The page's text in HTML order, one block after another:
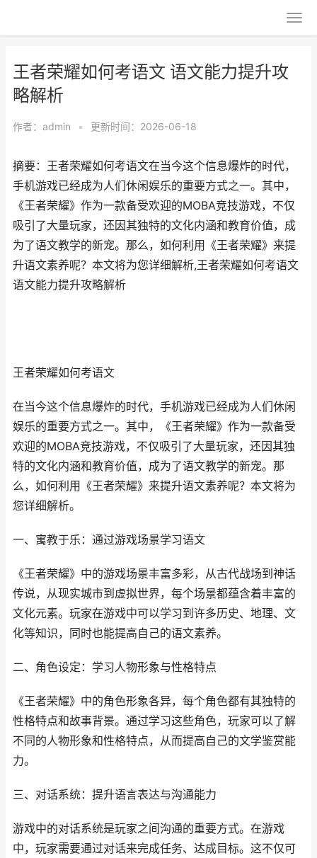
王者荣耀如何考语文 语文能力提升攻
略解析
作者： admin • 更新时间：2026-06-18
摘要：王者荣耀如何考语文在当今这个信息爆炸的时代，
手机游戏已经成为人们休闲娱乐的重要方式之一。其中，
《王者荣耀》作为一款备受欢迎的MOBA竞技游戏，不仅
吸引了大量玩家，还因其独特的文化内涵和教育价值，成
为了语文教学的新宠。那么，如何利用《王者荣耀》来提
升语文素养呢？本文将为您详细解析,王者荣耀如何考语文
语文能力提升攻略解析
王者荣耀如何考语文
在当今这个信息爆炸的时代，手机游戏已经成为人们休闲
娱乐的重要方式之一。其中，《王者荣耀》作为一款备受
欢迎的MOBA竞技游戏，不仅吸引了大量玩家，还因其独
特的文化内涵和教育价值，成为了语文教学的新宠。那
么，如何利用《王者荣耀》来提升语文素养呢？本文将为
您详细解析。
一、寓教于乐：通过游戏场景学习语文
《王者荣耀》中的游戏场景丰富多彩，从古代战场到神话
传说，从现实城市到虚拟世界，每个场景都蕴含着丰富的
文化元素。玩家在游戏中可以学习到许多历史、地理、文
化等知识，同时也能提高自己的语文素养。
二、角色设定：学习人物形象与性格特点
《王者荣耀》中的角色形象各异，每个角色都有其独特的
性格特点和故事背景。通过学习这些角色，玩家可以了解
不同的人物形象和性格特点，从而提高自己的文学鉴赏能
力。
三、对话系统：提升语言表达与沟通能力
游戏中的对话系统是玩家之间沟通的重要方式。在游戏
中，玩家需要通过对话来完成任务、达成目标。这不仅可